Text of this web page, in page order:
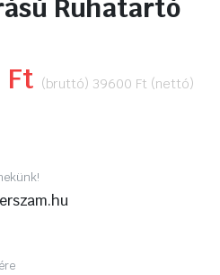
Ruhatartó
Ft Current
50292 Ft.
(bruttó) 39600 Ft (nettó)